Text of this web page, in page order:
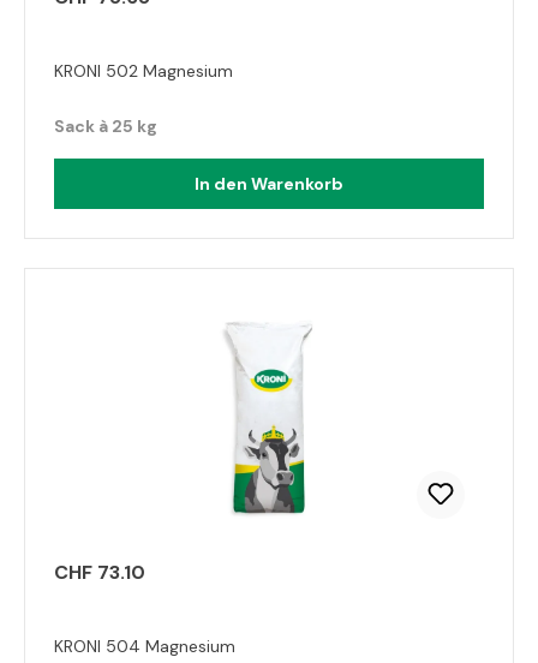
KRONI 502 Magnesium
Sack à 25 kg
In den Warenkorb
CHF 73.10
KRONI 504 Magnesium